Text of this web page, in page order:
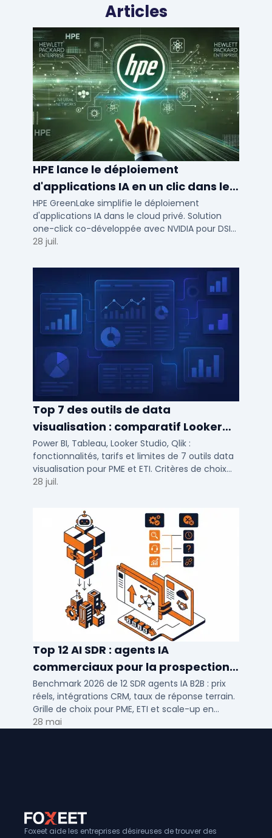
Articles
HPE lance le déploiement
d'applications IA en un clic dans le
cloud privé
HPE GreenLake simplifie le déploiement
d'applications IA dans le cloud privé. Solution
one-click co-développée avec NVIDIA pour DSI
de PME et ETI : performance et conformité.
28 juil.
Top 7 des outils de data
visualisation : comparatif Looker
Studio, Tableau vs Power BI et
autres
Power BI, Tableau, Looker Studio, Qlik :
fonctionnalités, tarifs et limites de 7 outils data
visualisation pour PME et ETI. Critères de choix
selon votre SI et vos cas d'usage.
28 juil.
Top 12 AI SDR : agents IA
commerciaux pour la prospection
2026
Benchmark 2026 de 12 SDR agents IA B2B : prix
réels, intégrations CRM, taux de réponse terrain.
Grille de choix pour PME, ETI et scale-up en
prospection automatisée.
28 mai
Foxeet aide les entreprises désireuses de trouver des